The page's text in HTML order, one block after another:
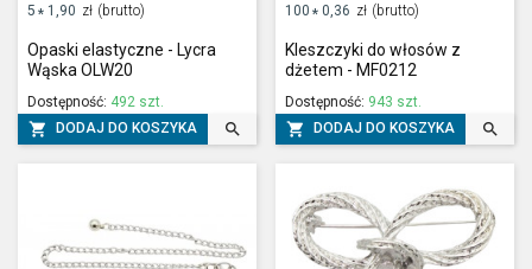
5 * 1,90 zł (brutto)
Opaski elastyczne - Lycra
Wąska OLW20
Dostępność: 492 szt.
 DODAJ DO KOSZYKA 
100 * 0,36 zł (brutto)
Kleszczyki do włosów z
dżetem - MF0212
Dostępność: 943 szt.
 DODAJ DO KOSZYKA 